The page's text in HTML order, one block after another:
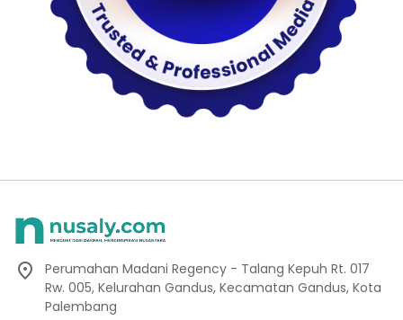
Perumahan Madani Regency - Talang Kepuh Rt. 017
Rw. 005, Kelurahan Gandus, Kecamatan Gandus, Kota
Palembang